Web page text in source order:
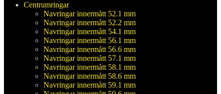
Centrumringar
Navringar innermått 52.1 mm
Navringar innermått 52.2 mm
Navringar innermått 54.1 mm
Navringar innermått 56.1 mm
Navringar innermått 56.6 mm
Navringar innermått 57.1 mm
Navringar innermått 58.1 mm
Navringar innermått 58.6 mm
Navringar innermått 59.1 mm